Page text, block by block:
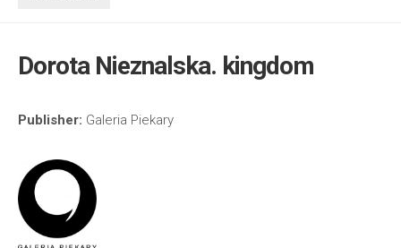
Dorota Nieznalska. kingdom
Publisher: Galeria Piekary